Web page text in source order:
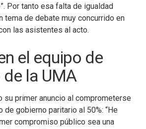
Por tanto esa falta de igualdad
tema de debate muy concurrido en
las asistentes al acto.
el equipo de
la UMA
su primer anuncio al comprometerse
de gobierno paritario al 50%: “He
compromiso público sea una